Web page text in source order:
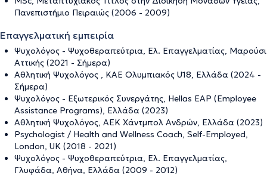
Πανεπιστήμιο Πειραιώς (2006 - 2009)
Επαγγελματική εμπειρία
Ψυχολόγος - Ψυχοθεραπεύτρια, Ελ. Επαγγελματίας, Μαρούσι
Αττικής (2021 - Σήμερα)
Αθλητική Ψυχολόγος , ΚΑΕ Ολυμπιακός U18, Ελλάδα (2024 -
Σήμερα)
Ψυχολόγος - Εξωτερικός Συνεργάτης, Hellas EAP (Employee
Assistance Programs), Ελλάδα (2023)
Αθλητική Ψυχολόγος, ΑΕΚ Χάντμπολ Ανδρών, Ελλάδα (2023)
Psychologist / Health and Wellness Coach, Self-Employed,
London, UK (2018 - 2021)
Ψυχολόγος - Ψυχοθεραπεύτρια, Ελ. Επαγγελματίας,
Γλυφάδα, Αθήνα, Ελλάδα (2009 - 2012)